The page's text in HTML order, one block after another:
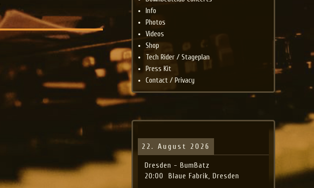
Info
Photos
Videos
Shop
Tech Rider / Stageplan
Press Kit
Contact / Privacy
22. August 2026
Dresden - BumBatz
20:00
Blaue Fabrik, Dresden